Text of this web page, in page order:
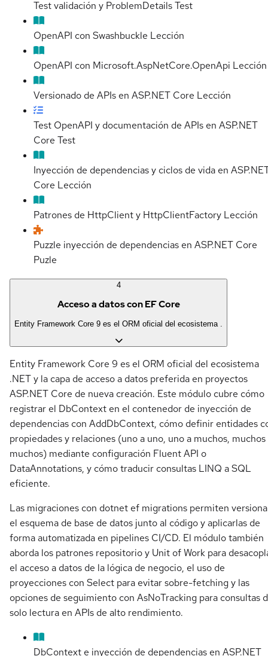
Test validación y ProblemDetailsTest
OpenAPI con Swashbuckle Lección
OpenAPI con Microsoft.AspNetCore.OpenApi Lección
Versionado de APIs en ASP.NET Core Lección
Test OpenAPI y documentación de APIs en ASP.NET
Core Test
Inyección de dependencias y ciclos de vida en
Core Lección
Patrones de HttpClient y HttpClientFactory Lección
Puzzle inyección de dependencias en ASP.NET Core
Puzle
4
Acceso a datos con EF Core
Entity Framework Core 9 es el ORM oficial del ecosistema .
Entity Framework Core 9 es el ORM oficial del ecosistema
.NET y la capa de acceso a datos preferida en proyectos
ASP.NET Core de nueva creación. Este módulo cubre cómo
registrar el DbContext en el contenedor de inyección de
dependencias con AddDbContext, cómo definir entidades
propiedades y relaciones (uno a uno, uno a muchos, muchos
muchos) mediante configuración Fluent API o
DataAnnotations, y cómo traducir consultas LINQ a SQL
eficiente.
Las migraciones con dotnet ef migrations permiten
el esquema de base de datos junto al código y aplicarlas de
forma automatizada en pipelines CI/CD. El módulo también
aborda los patrones repositorio y Unit of Work para
el acceso a datos de la lógica de negocio, el uso de
proyecciones con Select para evitar sobre-fetching y las
opciones de seguimiento con AsNoTracking para consultas
solo lectura en APIs de alto rendimiento.
DbContext e inyección de dependencias en ASP.NET